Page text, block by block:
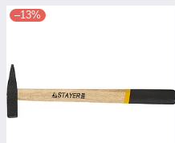
–13%